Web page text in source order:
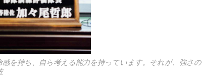
を持ち、自ら考える能力を持っています。それが、強さの